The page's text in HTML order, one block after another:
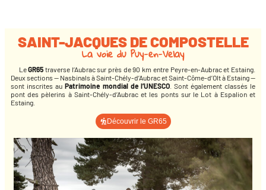
SAINT-JACQUES DE COMPOSTELLE
La voie du Puy-en-Velay
LeGR65 traverse l’Aubrac sur près de 90 km entre Peyre-en-Aubrac et Estaing.
Deux sections — Nasbinals à Saint-Chély-d’Aubrac et Saint-Côme-d’Olt à Estaing —
sont inscrites au Patrimoine mondial de l’UNESCO . Sont également classés le
pont des pèlerins à Saint-Chély-d’Aubrac et les ponts sur le Lot à Espalion et
Estaing.
Découvrir le GR65